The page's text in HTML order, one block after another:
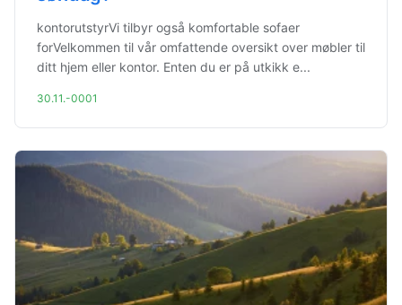
kontorutstyrVi tilbyr også komfortable sofaer
forVelkommen til vår omfattende oversikt over møbler til
ditt hjem eller kontor. Enten du er på utkikk e...
30.11.-0001